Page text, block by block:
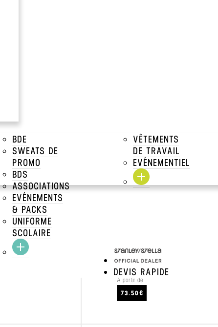
BDE
SWEATS DE
PROMO
BDS
ASSOCIATIONS
EVÉNEMENTS
& PACKS
UNIFORME
SCOLAIRE
VÊTEMENTS
DE TRAVAIL
EVÉNEMENTIEL
DEVIS RAPIDE
VOIR LE PRODUIT
PARKA CRAFT WORKER
Cepovett Workwear
À partir de
73.50€